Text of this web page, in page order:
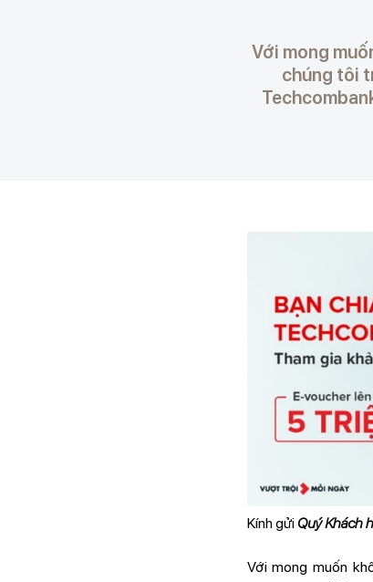
Với mong
chúng tôi
Kính gửi Quý Khách
Với mong muốn